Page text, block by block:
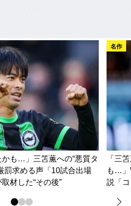
かも…」三笘薫への“悪質タ
罰求める声「10試合出場
材した“その後”
名作
「三
も…」
説「